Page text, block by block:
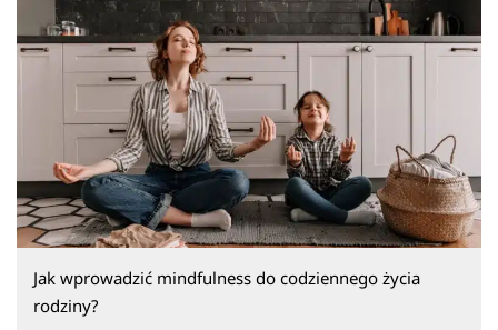
Jak wprowadzić mindfulness do codziennego życia
rodziny?